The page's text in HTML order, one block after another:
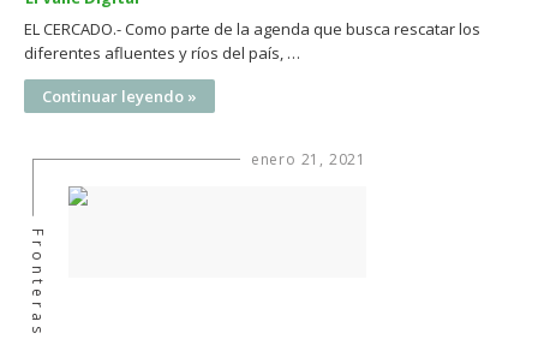
EL CERCADO.- Como parte de la agenda que busca rescatar los
diferentes afluentes y ríos del país, …
Continuar leyendo »
enero 21, 2021
Fronteras